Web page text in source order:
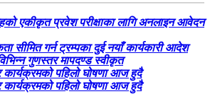
एकीकृत प्रवेश परीक्षाका लागि अनलाइन आवेदन
सीमित गर्न ट्रम्पका दुई नयाँ कार्यकारी आदेश
गुणस्तर मापदण्ड स्वीकृत
कार्यक्रमको पहिलो घोषणा आज हुदै
कार्यक्रमको पहिलो घोषणा आज हुदै